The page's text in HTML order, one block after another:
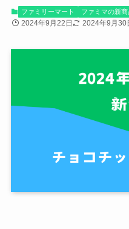
ファミリーマート ファミマの新商
2024年9月22日 2024年9月30